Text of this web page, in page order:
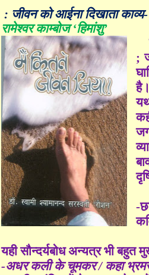
: जीवन को आईना दिखाता
रामेश्वर काम्बोज ‘हिमांशु’
;
-
यही सौन्दर्यबोध अन्यत्र भी
-अधर कली के चूमकर / कहा